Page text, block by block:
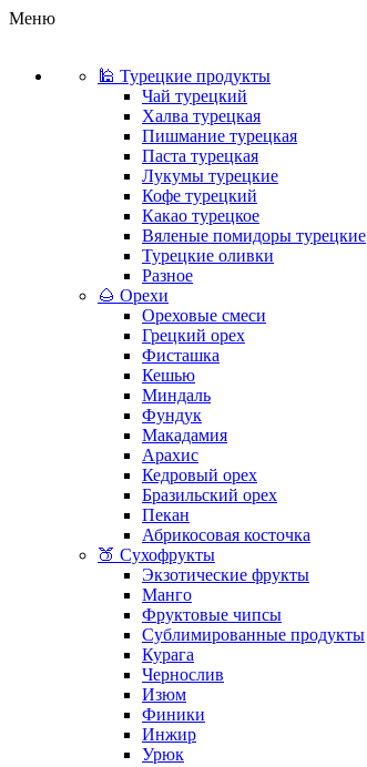
Меню
🕌 Турецкие продукты
Чай турецкий
Халва турецкая
Пишмание турецкая
Паста турецкая
Лукумы турецкие
Кофе турецкий
Какао турецкое
Вяленые помидоры турецкие
Турецкие оливки
Разное
🌰 Орехи
Ореховые смеси
Грецкий орех
Фисташка
Кешью
Миндаль
Фундук
Макадамия
Арахис
Кедровый орех
Бразильский орех
Пекан
Абрикосовая косточка
🍑 Сухофрукты
Экзотические фрукты
Манго
Фруктовые чипсы
Сублимированные продукты
Курага
Чернослив
Изюм
Финики
Инжир
Урюк